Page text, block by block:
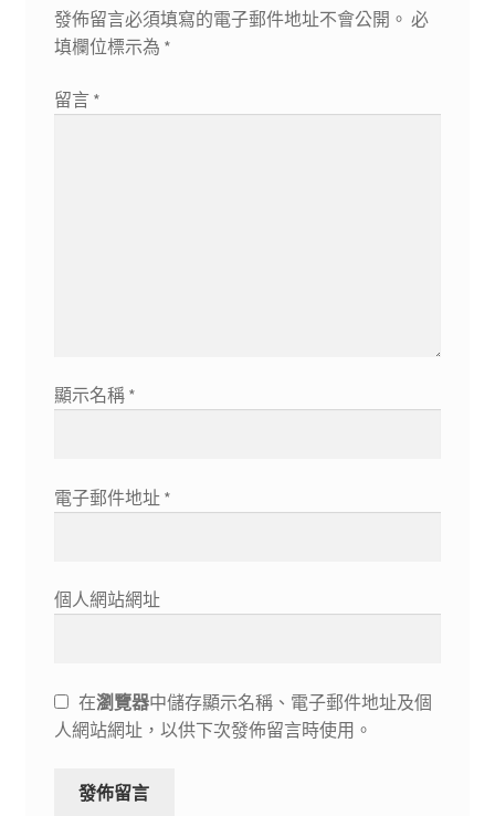
發佈留言必須填寫的電子郵件地址不會公開。 必
填欄位標示為 *
留言 *
顯示名稱 *
電子郵件地址 *
個人網站網址
在瀏覽器中儲存顯示名稱、電子郵件地址及個
人網站網址，以供下次發佈留言時使用。